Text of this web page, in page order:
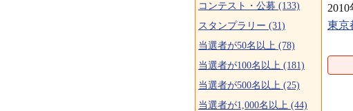
2010
東京
コンテスト・公募 (133)
スタンプラリー (31)
当選者が50名以上 (78)
当選者が100名以上 (181)
当選者が500名以上 (25)
当選者が1,000名以上 (44)